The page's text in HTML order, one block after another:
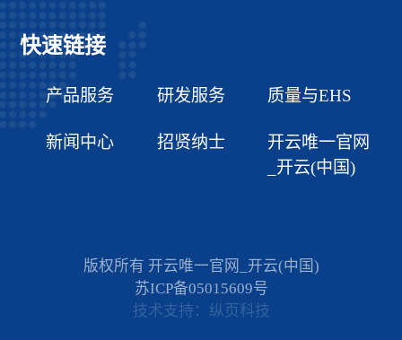
快速链接
产品服务 研发服务 质量与EHS
新闻中心 招贤纳士
开云唯一官网
_开云(中国)
版权所有 开云唯一官网_开云(中国)
苏ICP备05015609号
技术支持：纵页科技